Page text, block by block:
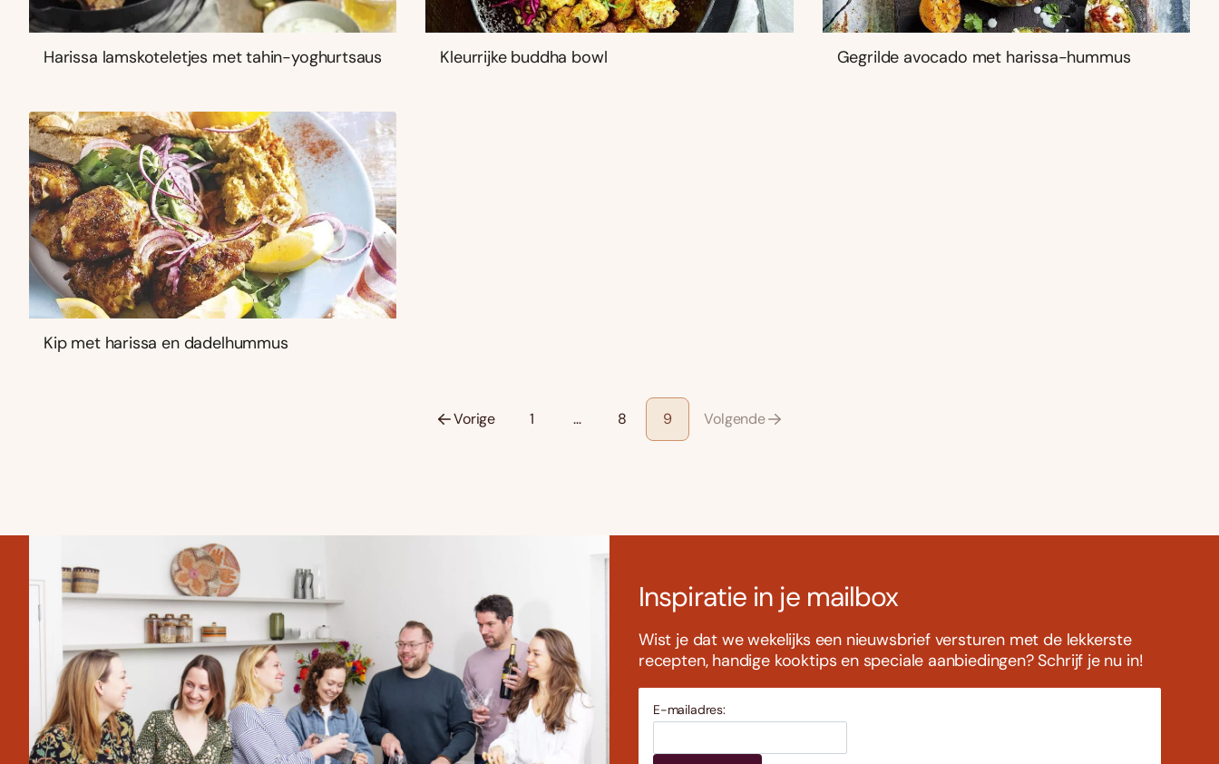
Harissa lamskoteletjes met tahin-yoghurtsaus Kleurrijke buddha bowl Gegrilde avocado met harissa-hummus
Kip met harissa en dadelhummus
Vorige 1 … 8 9 Volgende
Inspiratie in je mailbox
Wist je dat we wekelijks een nieuwsbrief versturen met de lekkerste
recepten, handige kooktips en speciale aanbiedingen? Schrijf je nu in!
E-mailadres: